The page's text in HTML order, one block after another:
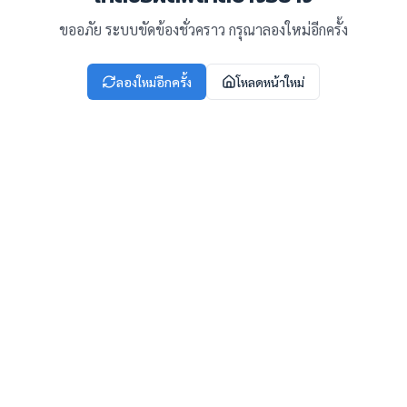
ขออภัย ระบบขัดข้องชั่วคราว กรุณาลองใหม่อีกครั้ง
ลองใหม่อีกครั้ง โหลดหน้าใหม่